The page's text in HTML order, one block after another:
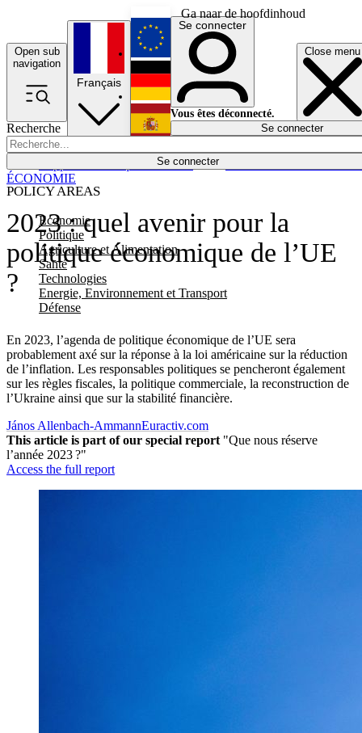
Ga naar de hoofdinhoud
Open sub
navigation
Close menu
Recherche
Se connecter
POLICY AREAS
Economie
Politique
Agriculture et Alimentation
Santé
Technologies
Energie, Environnement et Transport
Défense
Économie
Français
English
Deutsch
Español
Se connecter
Vous êtes déconnecté.
Se connecter
2023 : quel avenir pour la
politique économique de l’UE
?
En 2023, l’agenda de politique économique de l’UE sera
probablement axé sur la réponse à la loi américaine sur la réduction
de l’inflation. Les responsables politiques se pencheront également
sur les règles fiscales, la politique commerciale, la reconstruction de
l’Ukraine ainsi que sur la stabilité financière.
ÉCONOMIE
János Allenbach-AmmannEuractiv.com
This article is part of our special report "Que nous réserve
l’année 2023 ?"
Access the full report